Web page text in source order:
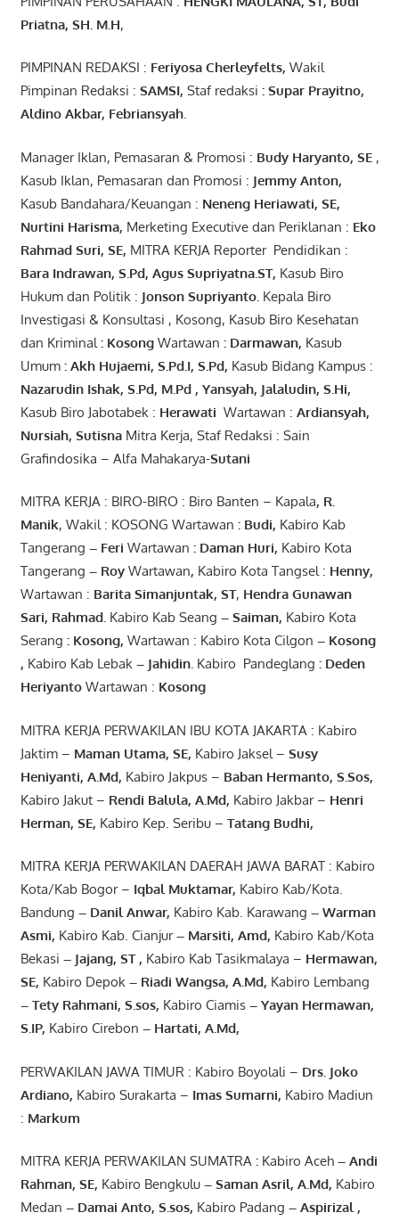
Priatna, SH . M.H,
PIMPINAN REDAKSI : Feriyosa Cherleyfelts, Wakil
Pimpinan Redaksi : SAMSI, Staf redaksi : Supar Prayitno,
Aldino Akbar, Febriansyah.
Manager Iklan, Pemasaran & Promosi : Budy Haryanto, SE,
Kasub Iklan, Pemasaran dan Promosi : Jemmy Anton,
Kasub Bandahara/Keuangan : Neneng Heriawati, SE,
Nurtini Harisma, Merketing Executive dan Periklanan : Eko
Rahmad Suri, SE, MITRA KERJA Reporter Pendidikan :
Bara Indrawan, S.Pd, Agus Supriyatna.ST, Kasub Biro
Hukum dan Politik : Jonson Supriyanto. Kepala Biro
Investigasi & Konsultasi , Kosong, Kasub Biro Kesehatan
dan Kriminal : KosongWartawan : Darmawan, Kasub
Umum : Akh Hujaemi, S.Pd.I, S.Pd, Kasub Bidang Kampus :
Nazarudin Ishak, S.Pd, M.Pd, Yansyah, Jalaludin, S.Hi,
Kasub Biro Jabotabek : Herawati Wartawan : Ardiansyah,
Nursiah, SutisnaMitra Kerja, Staf Redaksi : Sain
Grafindosika – Alfa Mahakarya-Sutani
MITRA KERJA : BIRO-BIRO : Biro Banten – Kapala, R.
Manik, Wakil : KOSONG Wartawan : Budi, Kabiro Kab
Tangerang – Feri Wartawan : Daman Huri, Kabiro Kota
Tangerang – RoyWartawan, Kabiro Kota Tangsel : Henny,
Wartawan : Barita Simanjuntak, ST, Hendra Gunawan
Sari, Rahmad. Kabiro Kab Seang – Saiman, Kabiro Kota
Serang : Kosong, Wartawan : Kabiro Kota Cilgon – Kosong
, Kabiro Kab Lebak– Jahidin. Kabiro Pandeglang : Deden
Heriyanto Wartawan : Kosong
MITRA KERJA PERWAKILAN IBU KOTA JAKARTA : Kabiro
Jaktim – Maman Utama, SE, Kabiro Jaksel – Susy
Heniyanti, A.Md, Kabiro Jakpus – Baban Hermanto, S.Sos,
Kabiro Jakut – Rendi Balula, A.Md, Kabiro Jakbar – Henri
Herman, SE, Kabiro Kep. Seribu – Tatang Budhi,
MITRA KERJA PERWAKILAN DAERAH JAWA BARAT : Kabiro
Kota/Kab Bogor – Iqbal Muktamar, Kabiro Kab/Kota.
Bandung – Danil Anwar, Kabiro Kab. Karawang –Warman
Asmi, Kabiro Kab. Cianjur– Marsiti, Amd, Kabiro Kab/Kota
Bekasi – Jajang, ST , Kabiro Kab Tasikmalaya – Hermawan,
SE, Kabiro Depok– Riadi Wangsa, A.Md, Kabiro Lembang
– Tety Rahmani, S.sos, Kabiro Ciamis– Yayan Hermawan,
S.IP, Kabiro Cirebon – Hartati, A.Md,
PERWAKILAN JAWA TIMUR : Kabiro Boyolali – Drs. Joko
Ardiano, Kabiro Surakarta – Imas Sumarni, Kabiro Madiun
: Markum
MITRA KERJA PERWAKILAN SUMATRA :Kabiro Aceh– Andi
Rahman, SE, Kabiro Bengkulu– Saman Asril, A.Md, Kabiro
Medan – Damai Anto, S.sos, Kabiro Padang – Aspirizal ,